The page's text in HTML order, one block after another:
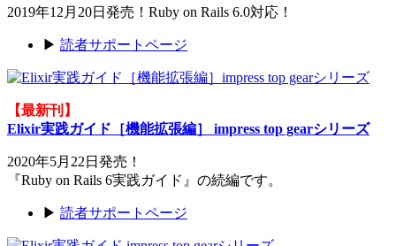
2019年12月20日発売！Ruby on Rails 6.0対応！
▶ 読者サポートページ
【最新刊】
Elixir実践ガイド［機能拡張編］ impress top gearシリーズ
2020年5月22日発売！
『Ruby on Rails 6実践ガイド』の続編です。
▶ 読者サポートページ